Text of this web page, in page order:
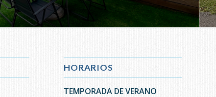
HORARIOS
TEMPORADA DE VERANO